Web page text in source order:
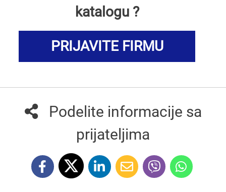
katalogu ?
PRIJAVITE FIRMU
Podelite informacije sa
prijateljima